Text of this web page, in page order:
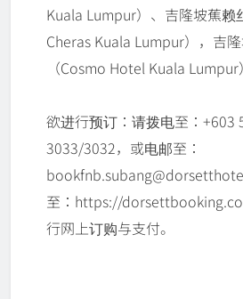
Kuala Lumpur）、吉隆坡蕉赖
Cheras Kuala Lumpur），吉
（Cosmo Hotel Kuala Lumpur
欲进行预订：请拨电至：+603
3033/3032，或电邮至：
至：https://
行网上订购与支付。